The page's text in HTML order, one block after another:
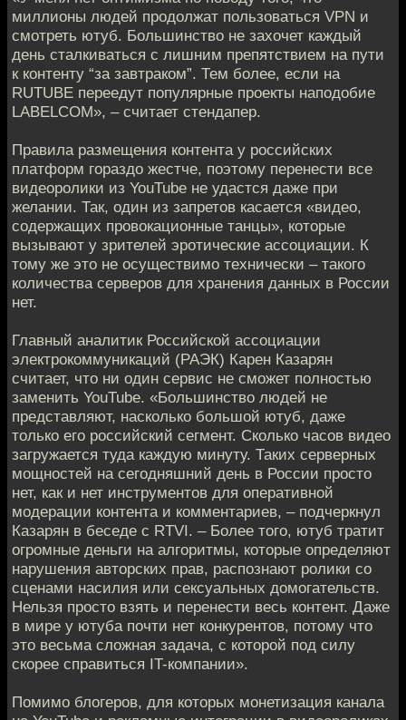
миллионы людей продолжат пользоваться VPN и
смотреть ютуб. Большинство не захочет каждый
день сталкиваться с лишним препятствием на пути
к контенту “за завтраком”. Тем более, если на
RUTUBE переедут популярные проекты наподобие
LABELCOM», – считает стендапер.
Правила размещения контента у российских
платформ гораздо жестче, поэтому перенести все
видеоролики из YouTube не удастся даже при
желании. Так, один из запретов касается «видео,
содержащих провокационные танцы», которые
вызывают у зрителей эротические ассоциации. К
тому же это не осуществимо технически – такого
количества серверов для хранения данных в России
нет.
Главный аналитик Российской ассоциации
электрокоммуникаций (РАЭК) Карен Казарян
считает, что ни один сервис не сможет полностью
заменить YouTube. «Большинство людей не
представляют, насколько большой ютуб, даже
только его российский сегмент. Сколько часов видео
загружается туда каждую минуту. Таких серверных
мощностей на сегодняшний день в России просто
нет, как и нет инструментов для оперативной
модерации контента и комментариев, – подчеркнул
Казарян в беседе с RTVI. – Более того, ютуб тратит
огромные деньги на алгоритмы, которые определяют
нарушения авторских прав, распознают ролики со
сценами насилия или сексуальных домогательств.
Нельзя просто взять и перенести весь контент. Даже
в мире у ютуба почти нет конкурентов, потому что
это весьма сложная задача, с которой под силу
скорее справиться IT-компании».
Помимо блогеров, для которых монетизация канала